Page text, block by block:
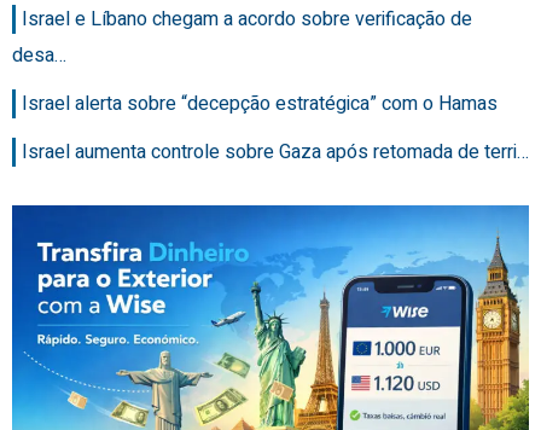
Israel e Líbano chegam a acordo sobre verificação de
desa…
Israel alerta sobre “decepção estratégica” com o Hamas
Israel aumenta controle sobre Gaza após retomada de terri…